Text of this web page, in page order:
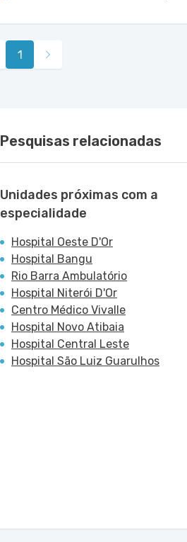
1
Pesquisas relacionadas
Unidades próximas com a
especialidade
Hospital Oeste D'Or
Hospital Bangu
Rio Barra Ambulatório
Hospital Niterói D'Or
Centro Médico Vivalle
Hospital Novo Atibaia
Hospital Central Leste
Hospital São Luiz Guarulhos